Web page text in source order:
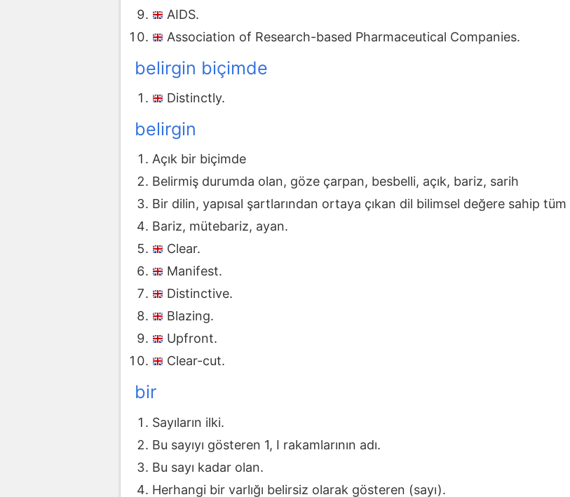
AIDS.
Association of Research-based Pharmaceutical Companies.
belirgin biçimde
Distinctly.
belirgin
Açık bir biçimde
Belirmiş durumda olan, göze çarpan, besbelli, açık, bariz, sarih
Bir dilin, yapısal şartlarından ortaya çıkan dil bilimsel değere sahip tüm
Bariz, mütebariz, ayan.
Clear.
Manifest.
Distinctive.
Blazing.
Upfront.
Clear-cut.
bir
Sayıların ilki.
Bu sayıyı gösteren 1, I rakamlarının adı.
Bu sayı kadar olan.
Herhangi bir varlığı belirsiz olarak gösteren (sayı).